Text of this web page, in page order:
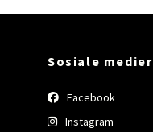
Sosiale medier
Facebook
Instagram